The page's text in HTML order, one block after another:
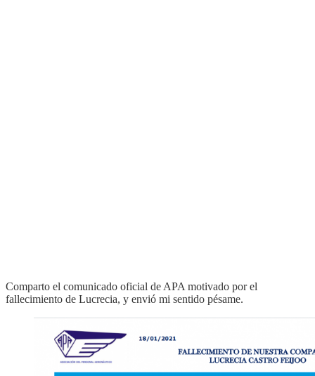
Comparto el comunicado oficial de APA motivado por el
fallecimiento de Lucrecia, y envió mi sentido pésame.